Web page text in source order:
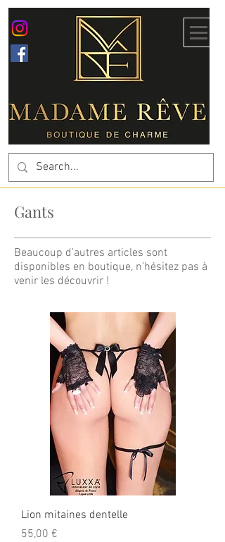
Gants
Beaucoup d’autres articles sont
disponibles en boutique, n’hésitez pas à
venir les découvrir !
Lion mitaines dentelle
Prix
55,00 €